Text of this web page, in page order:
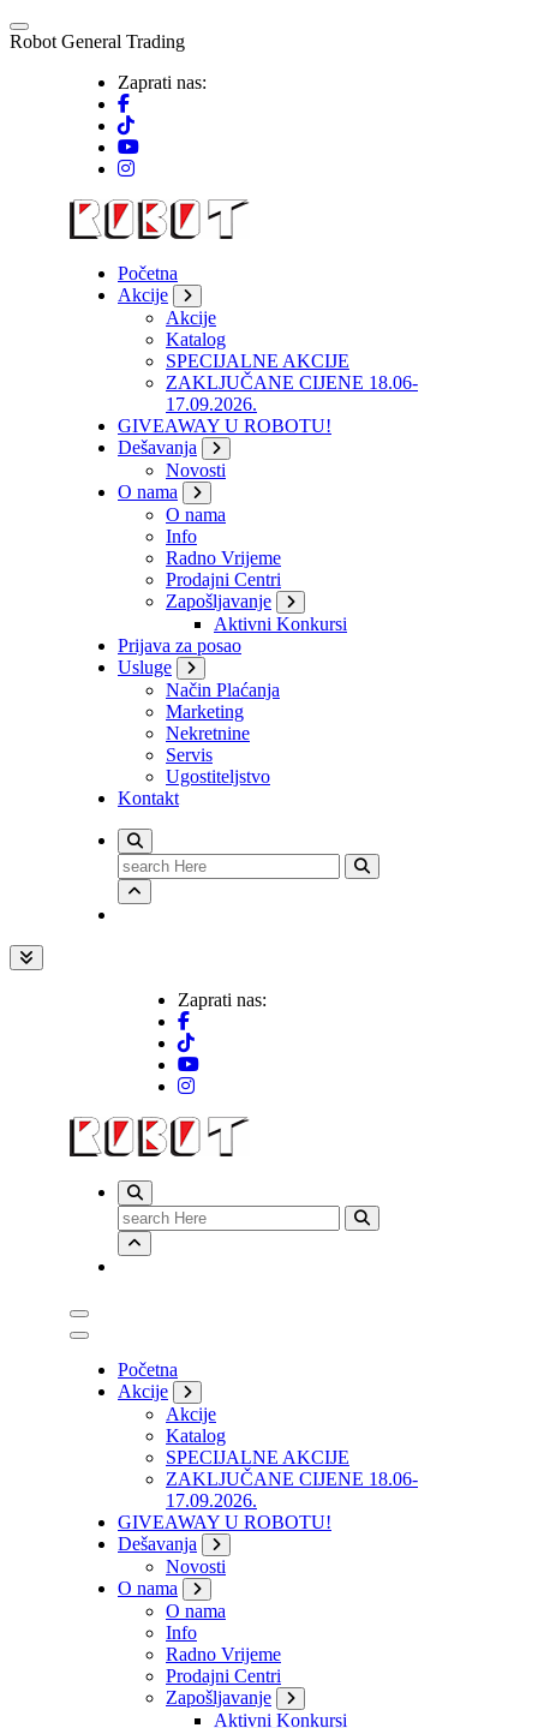
Skip
to
Robot General Trading
Zaprati nas:
Početna
Akcije
Akcije
Katalog
SPECIJALNE AKCIJE
ZAKLJUČANE CIJENE 18.06-
17.09.2026.
GIVEAWAY U ROBOTU!
Dešavanja
Novosti
O nama
O nama
Info
Radno Vrijeme
Prodajni Centri
Zapošljavanje
Aktivni Konkursi
Prijava za posao
Usluge
Način Plaćanja
Marketing
Nekretnine
Servis
Ugostiteljstvo
Kontakt
Search
for:
Zaprati nas:
Search
for:
Početna
Akcije
Akcije
Katalog
SPECIJALNE AKCIJE
ZAKLJUČANE CIJENE 18.06-
17.09.2026.
GIVEAWAY U ROBOTU!
Dešavanja
Novosti
O nama
O nama
Info
Radno Vrijeme
Prodajni Centri
Zapošljavanje
Aktivni Konkursi